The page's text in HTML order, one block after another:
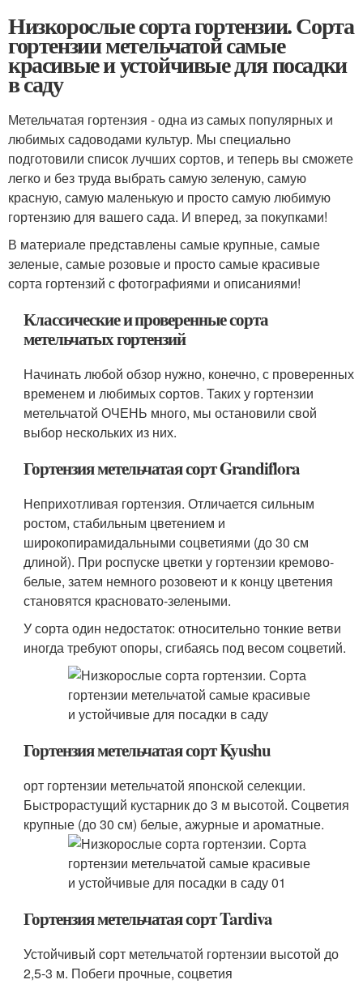
Низкорослые сорта гортензии. Сорта
гортензии метельчатой самые
красивые и устойчивые для посадки
в саду
Метельчатая гортензия - одна из самых популярных и
любимых садоводами культур. Мы специально
подготовили список лучших сортов, и теперь вы сможете
легко и без труда выбрать самую зеленую, самую
красную, самую маленькую и просто самую любимую
гортензию для вашего сада. И вперед, за покупками!
В материале представлены самые крупные, самые
зеленые, самые розовые и просто самые красивые
сорта гортензий с фотографиями и описаниями!
Классические и проверенные сорта
метельчатых гортензий
Начинать любой обзор нужно, конечно, с проверенных
временем и любимых сортов. Таких у гортензии
метельчатой ОЧЕНЬ много, мы остановили свой
выбор нескольких из них.
Гортензия метельчатая сорт Grandiflora
Неприхотливая гортензия. Отличается сильным
ростом, стабильным цветением и
широкопирамидальными соцветиями (до 30 см
длиной). При роспуске цветки у гортензии кремово-
белые, затем немного розовеют и к концу цветения
становятся красновато-зелеными.
У сорта один недостаток: относительно тонкие ветви
иногда требуют опоры, сгибаясь под весом соцветий.
Гортензия метельчатая сорт Kyushu
орт гортензии метельчатой японской селекции.
Быстрорастущий кустарник до 3 м высотой. Соцветия
крупные (до 30 см) белые, ажурные и ароматные.
Гортензия метельчатая сорт Tardiva
Устойчивый сорт метельчатой гортензии высотой до
2,5-3 м. Побеги прочные, соцветия